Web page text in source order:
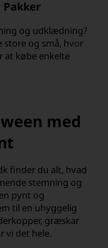
Pakker
og udklædning?
store og små, hvor
at købe enkelte
med
finder du alt, hvad
stemning og
pynt og
til en uhyggelig
græskar
vi det hele.